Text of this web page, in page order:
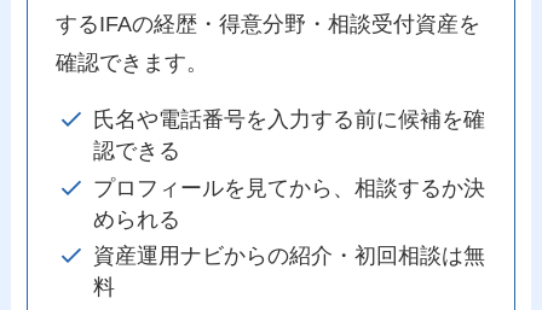
するIFAの経歴・得意分野・相談受付資産を
確認できます。
氏名や電話番号を入力する前に候補を確
認できる
プロフィールを見てから、相談するか決
められる
資産運用ナビからの紹介・初回相談は無
料